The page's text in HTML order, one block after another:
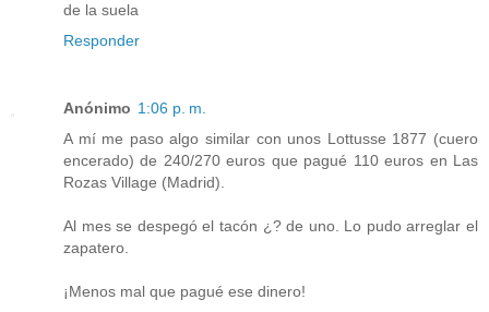
de la suela
Responder
Anónimo 1:06 p. m.
A mí me paso algo similar con unos Lottusse 1877 (cuero
encerado) de 240/270 euros que pagué 110 euros en Las
Rozas Village (Madrid).
Al mes se despegó el tacón ¿? de uno. Lo pudo arreglar el
zapatero.
¡Menos mal que pagué ese dinero!